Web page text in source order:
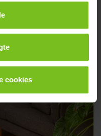
cookies
mere her.